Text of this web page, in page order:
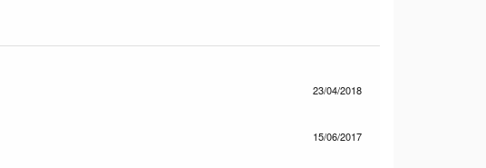
23/04/2018
15/06/2017